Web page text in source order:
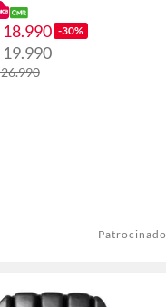
18.990 -30%
19.990
Patrocinado